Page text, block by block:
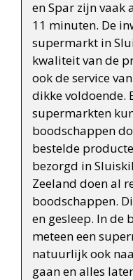
en Spar zijn vaak
11 minuten. De
supermarkt in
kwaliteit van de
ook de service
dikke voldoende.
supermarkten
boodschappen
bestelde
bezorgd in
Zeeland doen al
boodschappen.
en gesleep. In de
meteen een
natuurlijk ook
gaan en alles